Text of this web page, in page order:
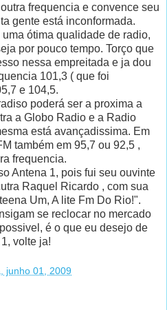
frequencia e convence seu
gente está inconformada.
ótima qualidade de radio,
por pouco tempo. Torço que
nessa empreitada e ja dou
101,3 ( que foi
e 104,5.
poderá ser a proxima a
a Globo Radio e a Radio
está avançadissima. Em
também em 95,7 ou 92,5 ,
frequencia.
Antena 1, pois fui seu ouvinte
Raquel Ricardo , com sua
Um, A lite Fm Do Rio!".
se reclocar no mercado
é o que eu desejo de
volte ja!
junho 01, 2009